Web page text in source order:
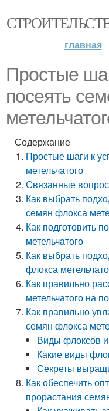
главная
Простые
посеять
Содержание
Простые шаги к
метельчатого
Связанные
Как выбрать
семян флокса
Как подготовить
метельчатого
Как выбрать
флокса
Как правильно
метельчатого на
Как правильно
семян флокса
Виды флоксов
Какие виды
Секреты
Как обеспечить
прорастания